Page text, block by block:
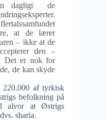
dagligt de
at de lærer
– ikke at de
den –
Det er nok for
de kan skyde
220.000 af tyrkisk
befolkning på
alvor at Østrigs
sharia.